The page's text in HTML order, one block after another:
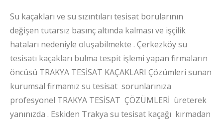
Su kaçakları ve su sızıntıları tesisat borularının
değişen tutarsız basınç altında kalması ve işçilik
hataları nedeniyle oluşabilmekte . Çerkezköy su
tesisatı kaçakları bulma tespit işlemi yapan firmaların
öncüsü TRAKYA TESİSAT KAÇAKLARI Çözümleri sunan
kurumsal firmamız su tesisat sorunlarınıza
profesyonel TRAKYA TESİSAT ÇÖZÜMLERİ üreterek
yanınızda . Eskiden Trakya su tesisat kaçağı kırmadan